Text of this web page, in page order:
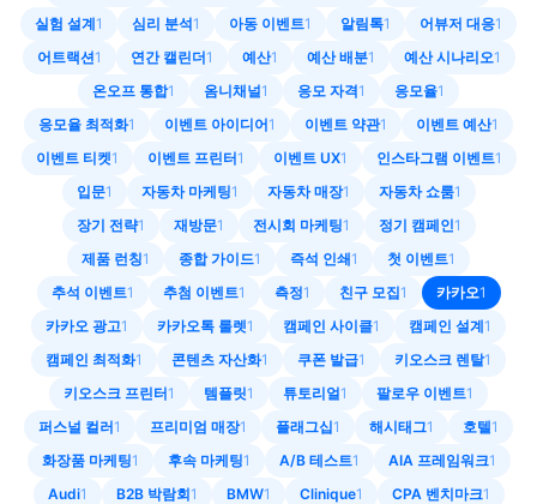
실험 설계1 심리 분석1 아동 이벤트1 알림톡1 어뷰저 대응1
어트랙션1 연간 캘린더1 예산1 예산 배분1 예산 시나리오1
온오프 통합1 옴니채널1 응모 자격1 응모율1
응모율 최적화1 이벤트 아이디어1 이벤트 약관1 이벤트 예산1
이벤트 티켓1 이벤트 프린터1 이벤트 UX1 인스타그램 이벤트1
입문1 자동차 마케팅1 자동차 매장1 자동차 쇼룸1
장기 전략1 재방문1 전시회 마케팅1 정기 캠페인1
제품 런칭1 종합 가이드1 즉석 인쇄1 첫 이벤트1
추석 이벤트1 추첨 이벤트1 측정1 친구 모집1 카카오1
카카오 광고1 카카오톡 룰렛1 캠페인 사이클1 캠페인 설계1
캠페인 최적화1 콘텐츠 자산화1 쿠폰 발급1 키오스크 렌탈1
키오스크 프린터1 템플릿1 튜토리얼1 팔로우 이벤트1
퍼스널 컬러1 프리미엄 매장1 플래그십1 해시태그1 호텔1
화장품 마케팅1 후속 마케팅1 A/B 테스트1 AIA 프레임워크1
Audi1 B2B 박람회1 BMW1 Clinique1 CPA 벤치마크1